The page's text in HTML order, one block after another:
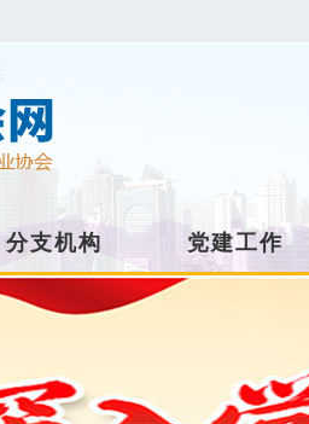
分支机构 党建工作